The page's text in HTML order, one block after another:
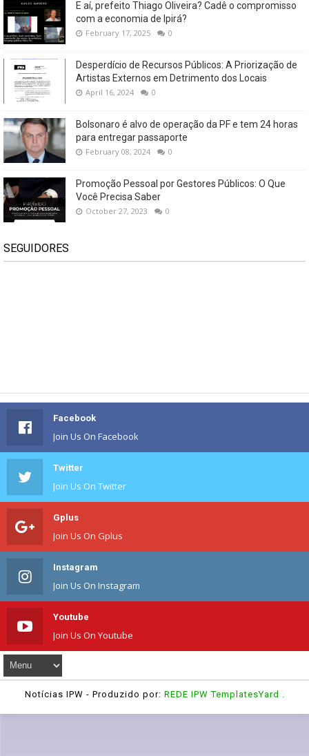
E aí, prefeito Thiago Oliveira? Cadê o compromisso
com a economia de Ipirá?
February 17, 2025 0
Desperdício de Recursos Públicos: A Priorização de
Artistas Externos em Detrimento dos Locais
April 16, 2024 0
Bolsonaro é alvo de operação da PF e tem 24 horas
para entregar passaporte
February 08, 2024 0
Promoção Pessoal por Gestores Públicos: O Que
Você Precisa Saber
October 27, 2023 0
SEGUIDORES
Facebook
Join Us On Facebook
Twitter
Join Us On Twitter
Gplus
Join Us On Gplus
Instagram
Join Us On Instagram
Youtube
Join Us On Youtube
Notícias IPW - Produzido por: REDE IPW TemplatesYard